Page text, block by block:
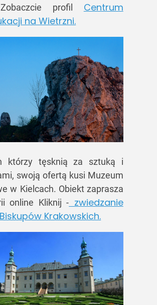
profil Centrum
na Wietrzni.
którzy tęsknią za sztuką i
swoją ofertą kusi Muzeum
w Kielcach. Obiekt zaprasza
online Kliknij - zwiedzanie
Krakowskich.